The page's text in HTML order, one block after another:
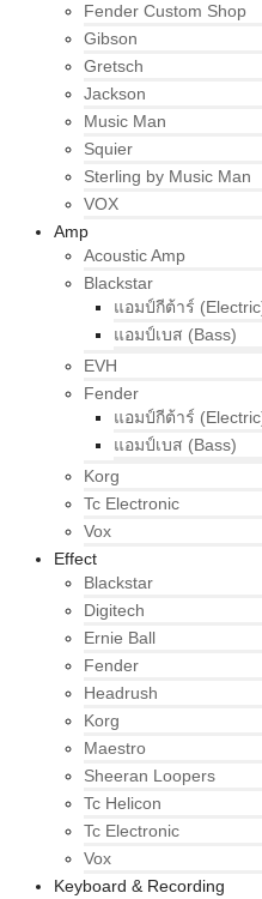
Fender Custom Shop
Gibson
Gretsch
Jackson
Music Man
Squier
Sterling by Music Man
VOX
Amp
Acoustic Amp
Blackstar
แอมป์กีต้าร์
แอมป์เบส (Bass)
EVH
Fender
แอมป์กีต้าร์
แอมป์เบส (Bass)
Korg
Tc Electronic
Vox
Effect
Blackstar
Digitech
Ernie Ball
Fender
Headrush
Korg
Maestro
Sheeran Loopers
Tc Helicon
Tc Electronic
Vox
Keyboard & Recording